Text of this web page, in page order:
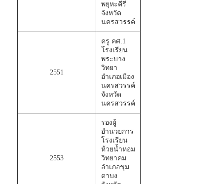
พยุหะคีรี
จังหวัด
นครสวรรค์
2551
ครู คศ.1
โรงเรียน
พระบาง
วิทยา
อำเภอเมือง
นครสวรรค์
จังหวัด
นครสวรรค์
2553
รองผู้
อำนวยการ
โรงเรียน
ห้วยน้ำหอม
วิทยาคม
อำเภอชุม
ตาบง